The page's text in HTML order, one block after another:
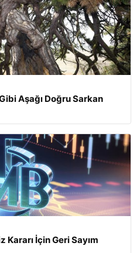
Aşağı Doğru Sarkan
Kararı İçin Geri Sayım